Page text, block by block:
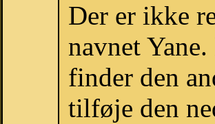
Der er ikke
navnet
finder den
tilføje den